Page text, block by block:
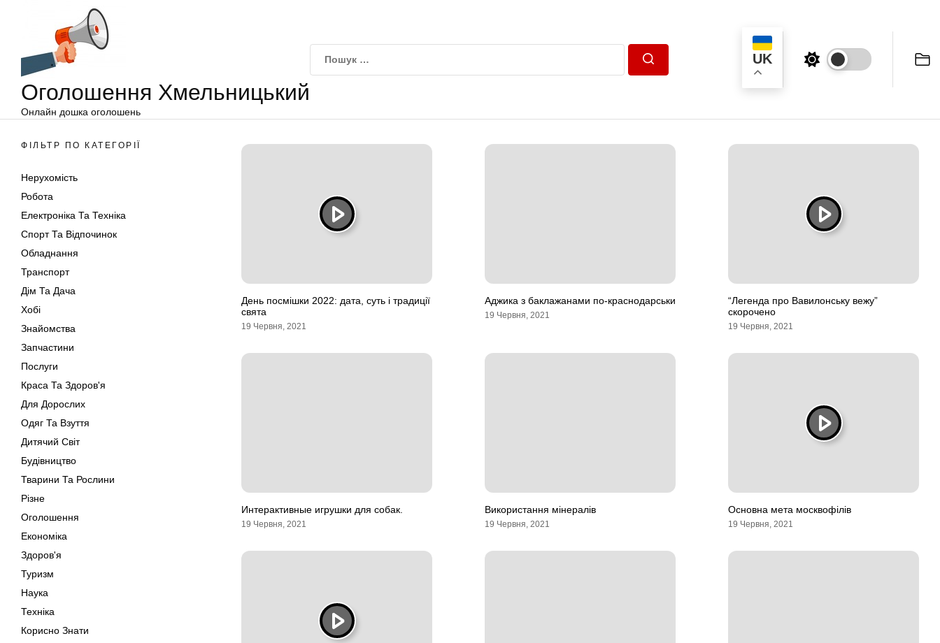
Оголошення Хмельницький
Онлайн дошка оголошень
UK
ФІЛЬТР ПО КАТЕГОРІЇ
Нерухомість
Робота
Електроніка Та Техніка
Спорт Та Відпочинок
Обладнання
Транспорт
Дім Та Дача
Хобі
Знайомства
Запчастини
Послуги
Краса Та Здоров'я
Для Дорослих
Одяг Та Взуття
Дитячий Світ
Будівництво
Тварини Та Рослини
Різне
Оголошення
Економіка
Здоров'я
Туризм
Наука
Техніка
Корисно Знати
День посмішки 2022: дата, суть і традиції
свята
19 Червня, 2021
Аджика з баклажанами по-краснодарськи
19 Червня, 2021
“Легенда про Вавилонську вежу”
скорочено
19 Червня, 2021
Интерактивные игрушки для собак.
19 Червня, 2021
Використання мінералів
19 Червня, 2021
Основна мета москвофілів
19 Червня, 2021